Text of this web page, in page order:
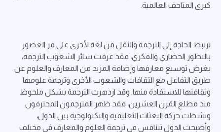
كبرى المتاحف العالمية.
ترتبط الحاجة إلى الترجمة والنقل من لغة لأخرى على مر العصور
بالتطور الحضاري والفكري، فقد عرفت سائر الشعوب الترجمة،
بغرض توسيع معارفها وإضافة المزيد من المعارف والعلوم عن
طريق التفاعل مع الثقافات والشعوب الأخرى وترجمة علومها
وثقافتها للاستفادة منها. وقد ازدهرت الترجمة بشكل ملحوظ
منذ مطلع القرن العشرين، فقد ظهر المترجمون المحترفون
ونشطت حركة البعثات التعليمية والتكنولوجية بين الدول،
وأصبحت الدول تتنافس في ترجمة العلوم والمعارف في مختلف